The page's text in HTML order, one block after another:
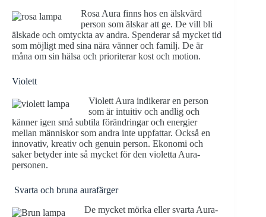
Rosa Aura finns hos en älskvärd
person som älskar att ge. De vill bli
älskade och omtyckta av andra. Spenderar så mycket tid
som möjligt med sina nära vänner och familj. De är
måna om sin hälsa och prioriterar kost och motion.
Violett
Violett Aura indikerar en person
som är intuitiv och andlig och
känner igen små subtila förändringar och energier
mellan människor som andra inte uppfattar. Också en
innovativ, kreativ och genuin person. Ekonomi och
saker betyder inte så mycket för den violetta Aura-
personen.
Svarta och bruna aurafärger
De mycket mörka eller svarta Aura-